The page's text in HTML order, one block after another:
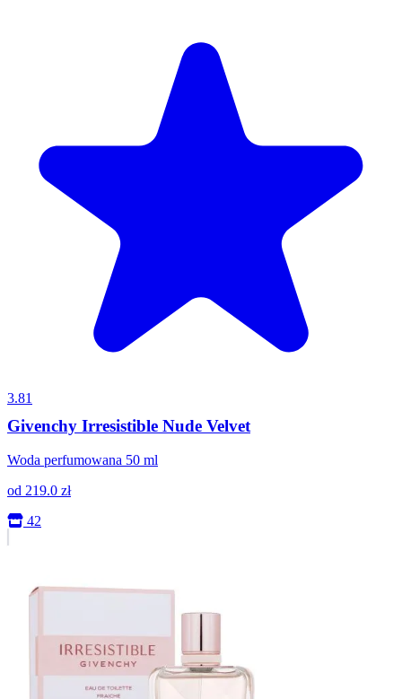
3.81
Givenchy Irresistible Nude Velvet
Woda perfumowana 50 ml
od 219.0 zł
42